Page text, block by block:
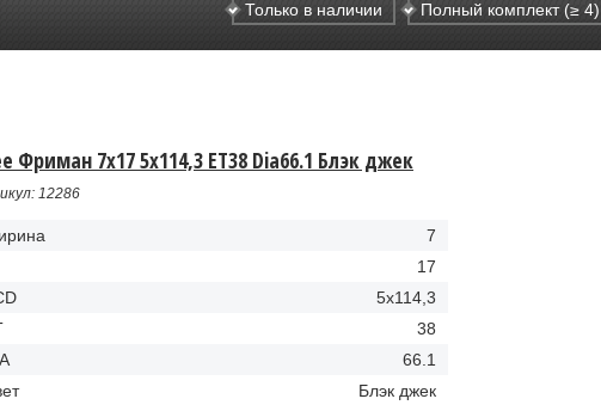
Только в наличии
Полный комплект (≥ 4)
Фриман 7x17 5x114,3 ET38 Dia66.1 Блэк джек
12286
7
17
5x114,3
38
66.1
Блэк джек